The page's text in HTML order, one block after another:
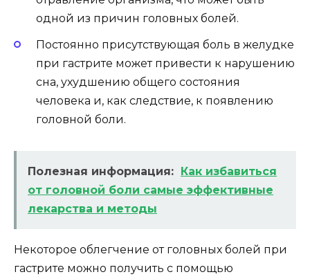
одной из причин головных болей.
Постоянно присутствующая боль в желудке
при гастрите может привести к нарушению
сна, ухудшению общего состояния
человека и, как следствие, к появлению
головной боли.
Полезная информация: Как избавиться
от головной боли самые эффективные
лекарства и методы
Некоторое облегчение от головных болей при
гастрите можно получить с помощью